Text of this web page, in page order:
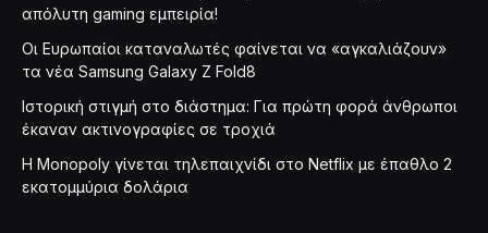
απόλυτη gaming εμπειρία!
Οι Ευρωπαίοι καταναλωτές φαίνεται να «αγκαλιάζουν»
τα νέα Samsung Galaxy Z Fold8
Ιστορική στιγμή στο διάστημα: Για πρώτη φορά άνθρωποι
έκαναν ακτινογραφίες σε τροχιά
Η Monopoly γίνεται τηλεπαιχνίδι στο Netflix με έπαθλο 2
εκατομμύρια δολάρια